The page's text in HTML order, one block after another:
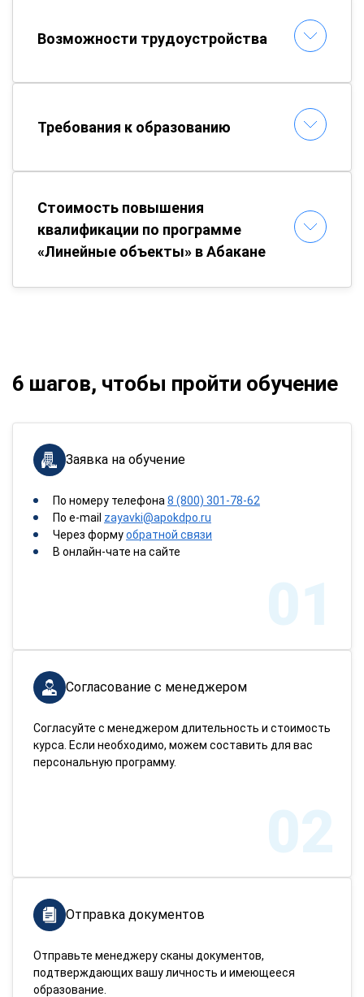
Возможности трудоустройства
Требования к образованию
Стоимость повышения
квалификации по программе
«Линейные объекты» в Абакане
6 шагов, чтобы пройти обучение
Заявка на обучение
По номеру телефона 8 (800) 301-78-62
По e-mail zayavki@apokdpo.ru
Через формуобратной связи
В онлайн-чате на сайте
01
Согласование с менеджером
Согласуйте с менеджером длительность и стоимость
курса. Если необходимо, можем составить для вас
персональную программу.
02
Отправка документов
Отправьте менеджеру сканы документов,
подтверждающих вашу личность и имеющееся
образование.